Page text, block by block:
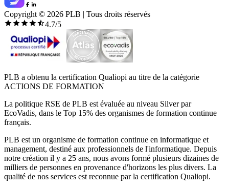
Copyright © 2026 PLB | Tous droits réservés
4.7/5
PLB a obtenu la certification Qualiopi au titre de la catégorie
ACTIONS DE FORMATION
La politique RSE de PLB est évaluée au niveau Silver par
EcoVadis, dans le Top 15% des organismes de formation continue
français.
PLB est un organisme de formation continue en informatique et
management, destiné aux professionnels de l'informatique. Depuis
notre création il y a 25 ans, nous avons formé plusieurs dizaines de
milliers de personnes en provenance d'horizons les plus divers. La
qualité de nos services est reconnue par la certification Qualiopi.